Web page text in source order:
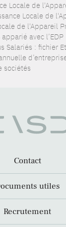
Locale de
Locale de
de l'Appareil
avec l’EDP
Salariés : fichier
sociétés
Contact
utiles
Recrutement